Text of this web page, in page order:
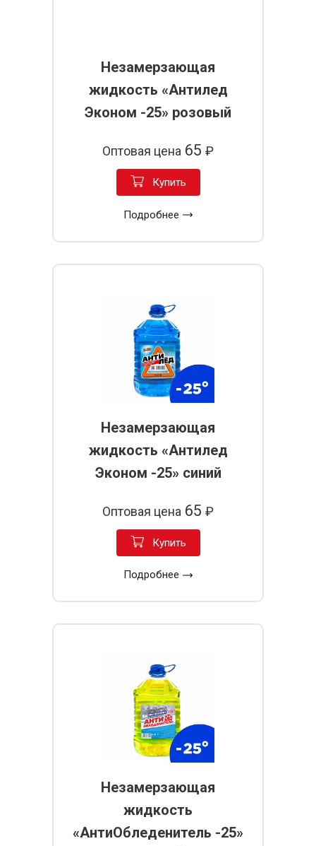
Незамерзающая
жидкость «Антилед
Эконом -25» розовый
Оптовая цена 65 ₽
Купить
Подробнее
Незамерзающая
жидкость «Антилед
Эконом -25» синий
Оптовая цена 65 ₽
Купить
Подробнее
Незамерзающая
жидкость
«АнтиОбледенитель -25»